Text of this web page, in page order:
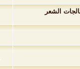
الشعر